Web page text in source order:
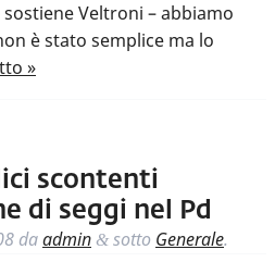
Veltroni – abbiamo
è stato semplice ma lo
»
scontenti
di seggi nel Pd
daadmin & sotto Generale.